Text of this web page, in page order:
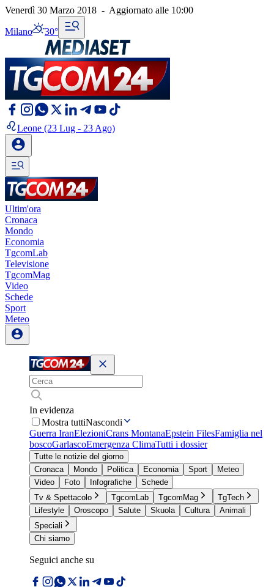
Venerdì 30 Marzo 2018 - Aggiornato alle 10:00
Milano 30°
Leone (23 Lug - 23 Ago)
Ultim'ora
Cronaca
Mondo
Economia
TgcomLab
Televisione
TgcomMag
Video
Schede
Sport
Meteo
In evidenza
Mostra tuttiNascondi
Guerra IranElezioniCrans MontanaEpstein FilesFamiglia nel
boscoGarlascoEmergenza ClimaTutti i dossier
Tutte le notizie del giorno
Cronaca
Mondo Politica Economia Sport
Meteo
Video
Foto Infografiche
Schede
Tv & Spettacolo
TgcomLab TgcomMag
TgTech
Lifestyle
Oroscopo Salute Skuola Cultura
Animali
Speciali
Chi siamo
Seguici anche su